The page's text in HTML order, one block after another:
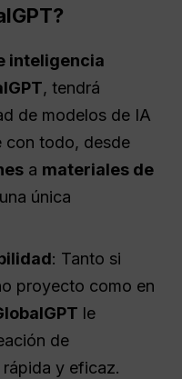
inteligencia
, tendrá
de modelos de IA
con todo, desde
a materiales de
única
: Tanto si
proyecto como en
le
de
y eficaz.